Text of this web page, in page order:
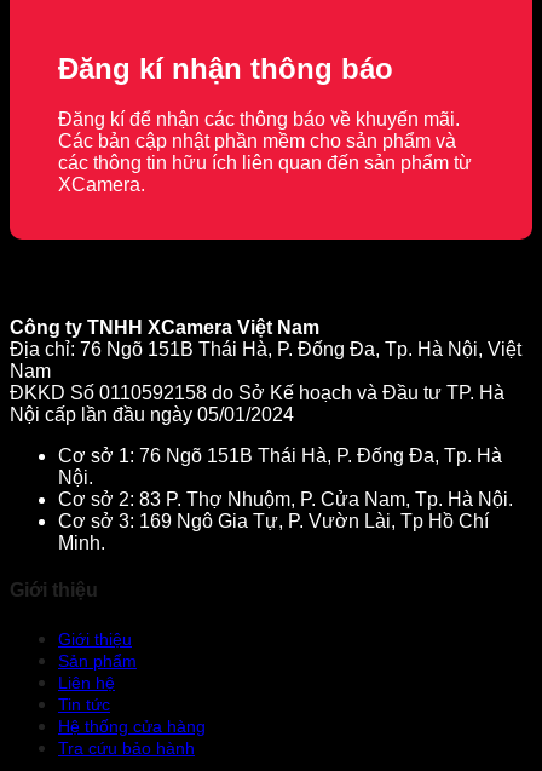
Đăng kí nhận thông báo
Đăng kí để nhận các thông báo về khuyến mãi.
Các bản cập nhật phần mềm cho sản phẩm và
các thông tin hữu ích liên quan đến sản phẩm từ
XCamera.
Công ty TNHH XCamera Việt Nam
Địa chỉ: 76 Ngõ 151B Thái Hà, P. Đống Đa, Tp. Hà Nội, Việt
Nam
ĐKKD Số 0110592158 do Sở Kế hoạch và Đầu tư TP. Hà
Nội cấp lần đầu ngày 05/01/2024
Cơ sở 1: 76 Ngõ 151B Thái Hà, P. Đống Đa, Tp. Hà
Nội.
Cơ sở 2: 83 P. Thợ Nhuộm, P. Cửa Nam, Tp. Hà Nội.
Cơ sở 3: 169 Ngô Gia Tự, P. Vườn Lài, Tp Hồ Chí
Minh.
Giới thiệu
Giới thiệu
Sản phẩm
Liên hệ
Tin tức
Hệ thống cửa hàng
Tra cứu bảo hành